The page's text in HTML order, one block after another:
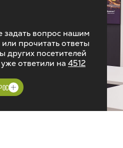
задать вопрос нашим
прочитать ответы
других посетителей
ответили на 4512